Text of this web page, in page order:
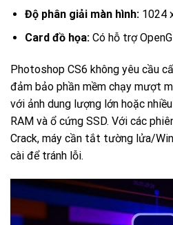
Độ phân giải màn hình:1024
Card đồ họa:Có hỗ trợ
Photoshop CS6 không yêu cầu
đảm bảo phần mềm chạy mượt
với ảnh dung lượng lớn hoặc
RAM và ổ cứng SSD. Với các
Crack, máy cần tắt tường lửa/
cài để tránh lỗi.